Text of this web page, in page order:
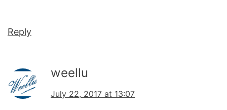
Reply
weellu
July 22, 2017 at 13:07